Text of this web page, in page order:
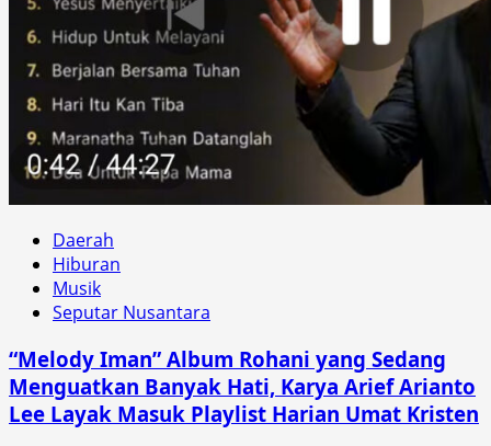
Daerah
Hiburan
Musik
Seputar Nusantara
“Melody Iman” Album Rohani yang Sedang
Menguatkan Banyak Hati, Karya Arief Arianto
Lee Layak Masuk Playlist Harian Umat Kristen